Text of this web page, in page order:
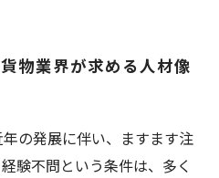
物業界が求める人材像
の発展に伴い、ますます注
験不問という条件は、多く